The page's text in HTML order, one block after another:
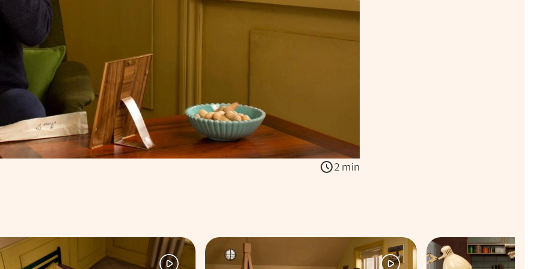
2 min
åbner og trækker et rødt papirhjerte ud. Hjertet slår, mens han kigger på et billede af sin udkårne. Han gør sig